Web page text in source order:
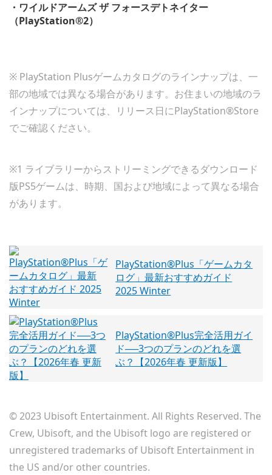
・ワイルドアームズ ザ フォースデトネイター
（PlayStation®2）
※ PlayStation Plusゲームカタログのラインナップは、一
部の地域では異なる場合があります。お住まいの地域のラ
インナップについては、リリース日にPlayStation®Store
でご確認ください。
※1 ライブラリーからストリーミングできるダウンロード
版PS5ゲームは、時期、国および地域によって異なる場合
があります。
PlayStation®Plus「ゲームカタ
ログ」最新おすすめガイド
2025 Winter
PlayStation®Plus完全活用ガイ
ド──3つのプランのどれを選
ぶ？【2026年春 更新版】
© 2023 Ubisoft Entertainment. All Rights Reserved. The
Crew, Ubisoft, and the Ubisoft logo are registered or
unregistered trademarks of Ubisoft Entertainment in
the US and/or other countries.